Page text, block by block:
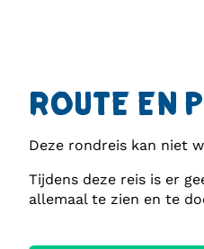
ROUTE EN
Deze rondreis kan niet
Tijdens deze reis is er
allemaal te zien en te